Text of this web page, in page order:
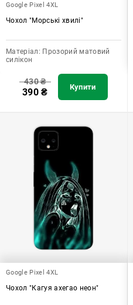
Google Pixel 4XL
Чохол "Морські хвилі"
Матеріал: Прозорий матовий
силікон
430₴
390₴ Купити
Google Pixel 4XL
Чохол "Кагуя ахегао неон"